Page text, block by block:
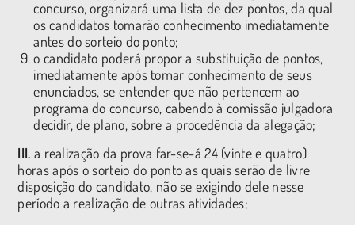
concurso, organizará uma lista de dez pontos, da qual
os candidatos tomarão conhecimento imediatamente
antes do sorteio do ponto;
o candidato poderá propor a substituição de pontos,
imediatamente após tomar conhecimento de seus
enunciados, se entender que não pertencem ao
programa do concurso, cabendo à comissão julgadora
decidir, de plano, sobre a procedência da alegação;
III. a realização da prova far-se-á 24 (vinte e quatro)
horas após o sorteio do ponto as quais serão de livre
disposição do candidato, não se exigindo dele nesse
período a realização de outras atividades;